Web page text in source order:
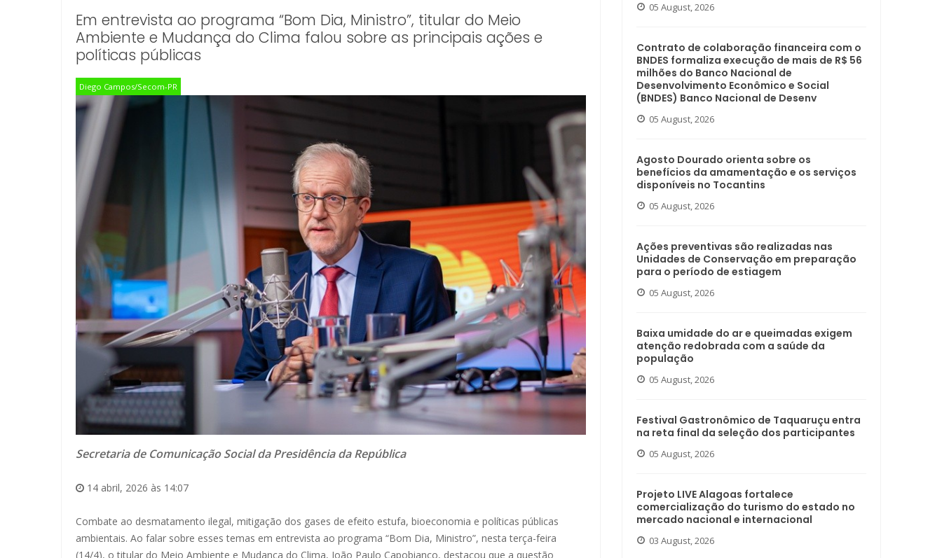
Em entrevista ao programa “Bom Dia, Ministro”, titular do Meio
Ambiente e Mudança do Clima falou sobre as principais ações e
políticas públicas
Diego Campos/Secom-PR
Secretaria de Comunicação Social da Presidência da República
14 abril, 2026 às 14:07
Combate ao desmatamento ilegal, mitigação dos gases de efeito estufa, bioeconomia e políticas públicas
ambientais. Ao falar sobre esses temas em entrevista ao programa “Bom Dia, Ministro”, nesta terça-feira
(14/4), o titular do Meio Ambiente e Mudança do Clima, João Paulo Capobianco, destacou que a questão
05 August, 2026
Contrato de colaboração financeira com o
BNDES formaliza execução de mais de R$ 56
milhões do Banco Nacional de
Desenvolvimento Econômico e Social
(BNDES) Banco Nacional de Desenv
05 August, 2026
Agosto Dourado orienta sobre os
benefícios da amamentação e os serviços
disponíveis no Tocantins
05 August, 2026
Ações preventivas são realizadas nas
Unidades de Conservação em preparação
para o período de estiagem
05 August, 2026
Baixa umidade do ar e queimadas exigem
atenção redobrada com a saúde da
população
05 August, 2026
Festival Gastronômico de Taquaruçu entra
na reta final da seleção dos participantes
05 August, 2026
Projeto LIVE Alagoas fortalece
comercialização do turismo do estado no
mercado nacional e internacional
03 August, 2026